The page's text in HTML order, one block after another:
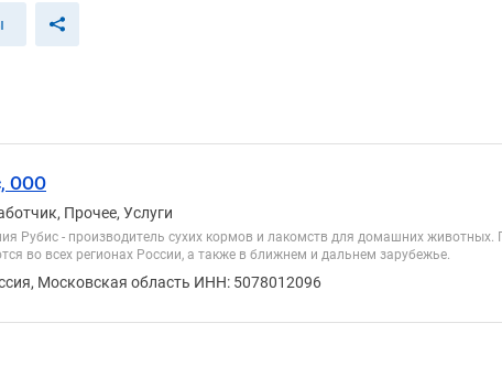
ООО
Прочее, Услуги
Рубис - производитель сухих кормов и лакомств для домашних
во всех регионах России, а также в ближнем и дальнем зарубежье.
Московская область ИНН: 5078012096